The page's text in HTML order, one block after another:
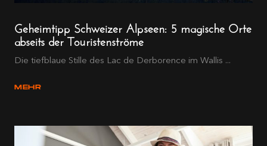
Geheimtipp Schweizer Alpseen: 5 magische Orte
abseits der Touristenströme
Die tiefblaue Stille des Lac de Derborence im Wallis ...
MEHR